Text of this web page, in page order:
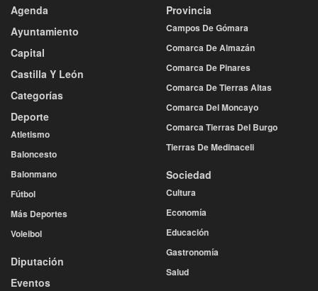
Agenda
Ayuntamiento
Capital
Castilla Y León
Categorías
Deporte
Atletismo
Baloncesto
Balonmano
Fútbol
Más Deportes
Voleibol
Diputación
Eventos
Provincia
Campos De Gómara
Comarca De Almazán
Comarca De Pinares
Comarca De Tierras Altas
Comarca Del Moncayo
Comarca Tierras Del Burgo
Tierras De Medinaceli
Sociedad
Cultura
Economía
Educación
Gastronomía
Salud